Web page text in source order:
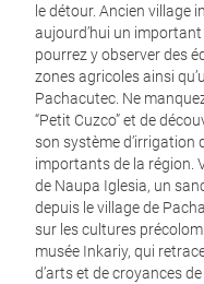
le détour. Ancien village
aujourd’hui un
pourrez y observer des
zones agricoles ainsi
Pachacutec. Ne
“Petit Cuzco” et de
son système d’irrigation
importants de la région.
de Naupa Iglesia, un
depuis le village de
sur les cultures
musée Inkariy, qui
d’arts et de croyances